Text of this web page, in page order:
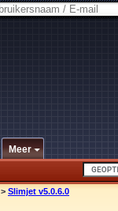
Meer
> Slimjet v5.0.6.0